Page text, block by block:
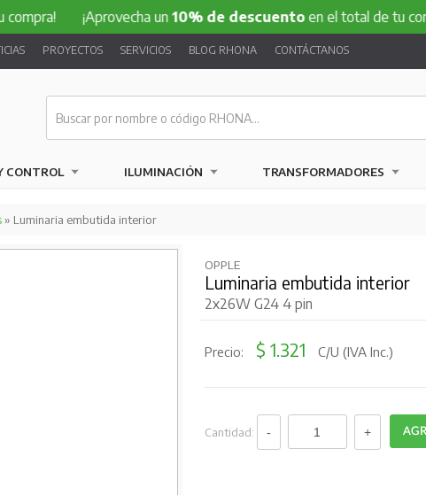
¡Aprovecha un10% de descuentoen el total de tu compra!
PROYECTOS SERVICIOS BLOG RHONA CONTÁCTANOS
CONTROL ILUMINACIÓN TRANSFORMADORES
» Luminaria embutida interior
OPPLE
Luminaria embutida interior
2x26W G24 4 pin
Precio: $ 1.321 C/U (IVA Inc.)
Cantidad: